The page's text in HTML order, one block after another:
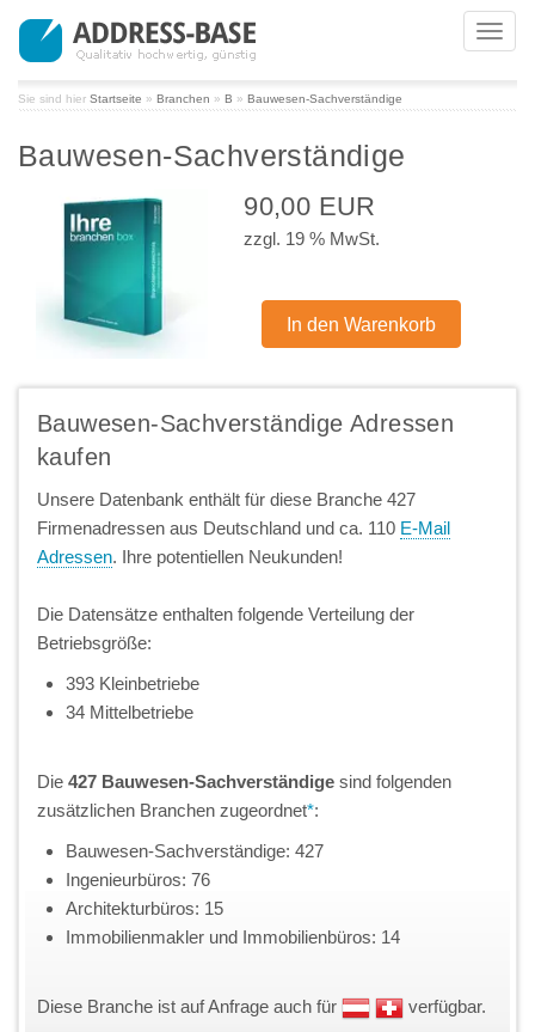
Sie sind hier Startseite » Branchen » B » Bauwesen-Sachverständige
Bauwesen-Sachverständige
90,00 EUR
zzgl. 19 % MwSt.
Bauwesen-Sachverständige Adressen
kaufen
Unsere Datenbank enthält für diese Branche 427
Firmenadressen aus Deutschland und ca. 110 E-Mail
Adressen. Ihre potentiellen Neukunden!
Die Datensätze enthalten folgende Verteilung der
Betriebsgröße:
393 Kleinbetriebe
34 Mittelbetriebe
Die 427 Bauwesen-Sachverständige sind folgenden
zusätzlichen Branchen zugeordnet*:
Bauwesen-Sachverständige: 427
Ingenieurbüros: 76
Architekturbüros: 15
Immobilienmakler und Immobilienbüros: 14
Diese Branche ist auf Anfrage auch für verfügbar.